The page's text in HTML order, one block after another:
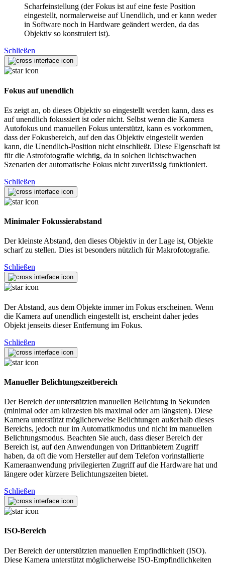
Scharfeinstellung (der Fokus ist auf eine feste Position
eingestellt, normalerweise auf Unendlich, und er kann weder
in Software noch in Hardware geändert werden, da das
Objektiv so konstruiert ist).
Schließen
Fokus auf unendlich
Es zeigt an, ob dieses Objektiv so eingestellt werden kann, dass es
auf unendlich fokussiert ist oder nicht. Selbst wenn die Kamera
Autofokus und manuellen Fokus unterstützt, kann es vorkommen,
dass der Fokusbereich, auf den das Objektiv eingestellt werden
kann, die Unendlich-Position nicht einschließt. Diese Eigenschaft ist
für die Astrofotografie wichtig, da in solchen lichtschwachen
Szenarien der automatische Fokus nicht zuverlässig funktioniert.
Schließen
Minimaler Fokussierabstand
Der kleinste Abstand, den dieses Objektiv in der Lage ist, Objekte
scharf zu stellen. Dies ist besonders nützlich für Makrofotografie.
Schließen
Der Abstand, aus dem Objekte immer im Fokus erscheinen. Wenn
die Kamera auf unendlich eingestellt ist, erscheint daher jedes
Objekt jenseits dieser Entfernung im Fokus.
Schließen
Manueller Belichtungszeitbereich
Der Bereich der unterstützten manuellen Belichtung in Sekunden
(minimal oder am kürzesten bis maximal oder am längsten). Diese
Kamera unterstützt möglicherweise Belichtungen außerhalb dieses
Bereichs, jedoch nur im Automatikmodus und nicht im manuellen
Belichtungsmodus. Beachten Sie auch, dass dieser Bereich der
Bereich ist, auf den Anwendungen von Drittanbietern Zugriff
haben, da oft die vom Hersteller auf dem Telefon vorinstallierte
Kameraanwendung privilegierten Zugriff auf die Hardware hat und
längere oder kürzere Belichtungszeiten bietet.
Schließen
ISO-Bereich
Der Bereich der unterstützten manuellen Empfindlichkeit (ISO).
Diese Kamera unterstützt möglicherweise ISO-Empfindlichkeiten